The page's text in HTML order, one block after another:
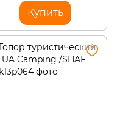
Купить